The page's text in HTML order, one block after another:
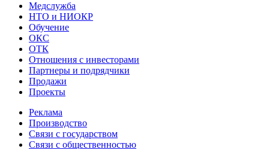
Медслужба
НТО и НИОКР
Обучение
ОКС
ОТК
Отношения с инвесторами
Партнеры и подрядчики
Продажи
Проекты
Реклама
Производство
Связи с государством
Связи с общественностью